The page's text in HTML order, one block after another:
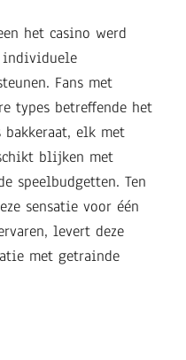
het casino werd
individuele
Fans met
types betreffende het
elk met
blijken met
speelbudgetten. Ten
sensatie voor één
levert deze
met getrainde